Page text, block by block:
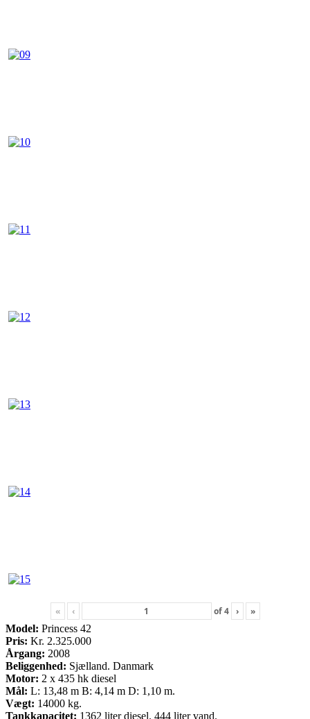
« ‹ of4 ›
»
Model: Princess 42
Pris: Kr. 2.325.000
Årgang: 2008
Beliggenhed: Sjælland. Danmark
Motor: 2 x 435 hk diesel
Mål: L: 13,48 m B: 4,14 m D: 1,10 m.
Vægt: 14000 kg.
Tankkapacitet: 1362 liter diesel. 444 liter vand.